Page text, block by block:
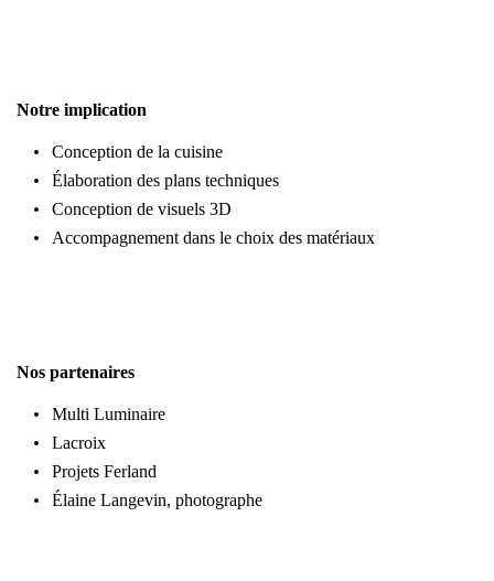
Notre implication
Conception de la cuisine
Élaboration des plans techniques
Conception de visuels 3D
Accompagnement dans le choix des matériaux
Nos partenaires
Multi Luminaire
Lacroix
Projets Ferland
Élaine Langevin, photographe